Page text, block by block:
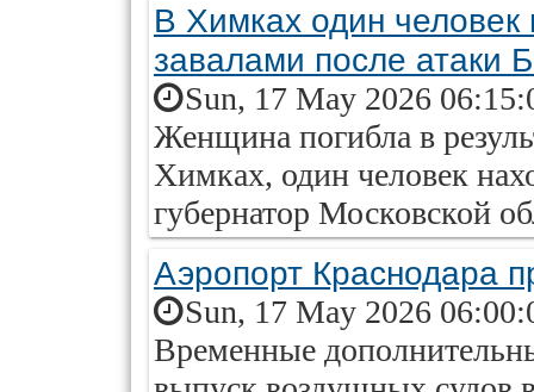
В Химках один человек
завалами после атаки
Sun, 17 May 2026
Женщина погибла в
Химках, один человек
губернатор Московской
Аэропорт Краснодара
Sun, 17 May 2026
Временные